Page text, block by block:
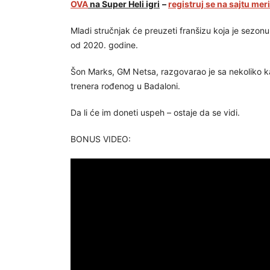
OVAna Super Heli igri –registruj se na sajtu
Mladi stručnjak će preuzeti franšizu koja je
od 2020. godine.
Šon Marks, GM Netsa, razgovarao je sa nekoliko
trenera rođenog u Badaloni.
Da li će im doneti uspeh – ostaje da se vidi.
BONUS VIDEO: